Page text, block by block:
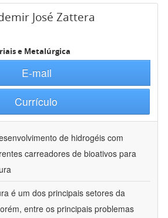
José Zattera
e Metalúrgica
E-mail
Currículo
de hidrogéis com
carreadores de bioativos para
é um dos principais setores da
entre os principais problemas